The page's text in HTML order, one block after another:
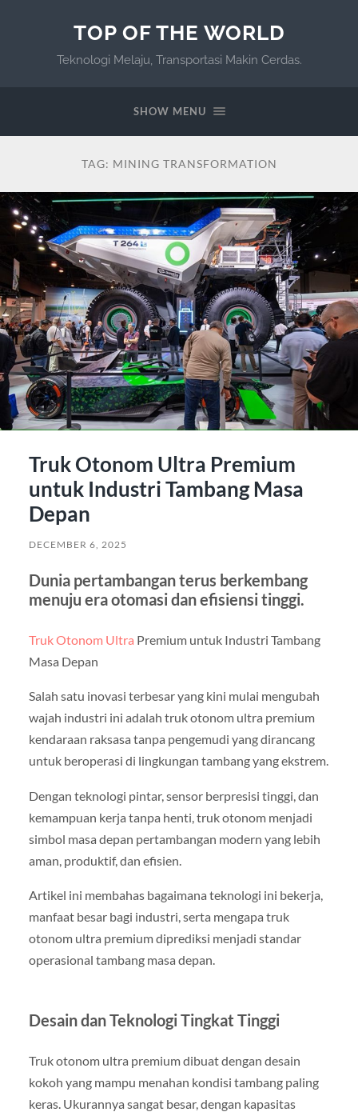
TOP OF THE WORLD
Teknologi Melaju, Transportasi Makin Cerdas.
SHOW MENU
TAG: MINING TRANSFORMATION
Truk Otonom Ultra Premium
untuk Industri Tambang Masa
Depan
DECEMBER 6, 2025
Dunia pertambangan terus berkembang
menuju era otomasi dan efisiensi tinggi.
Truk Otonom Ultra Premium untuk Industri Tambang
Masa Depan
Salah satu inovasi terbesar yang kini mulai mengubah
wajah industri ini adalah truk otonom ultra premium
kendaraan raksasa tanpa pengemudi yang dirancang
untuk beroperasi di lingkungan tambang yang ekstrem.
Dengan teknologi pintar, sensor berpresisi tinggi, dan
kemampuan kerja tanpa henti, truk otonom menjadi
simbol masa depan pertambangan modern yang lebih
aman, produktif, dan efisien.
Artikel ini membahas bagaimana teknologi ini bekerja,
manfaat besar bagi industri, serta mengapa truk
otonom ultra premium diprediksi menjadi standar
operasional tambang masa depan.
Desain dan Teknologi Tingkat Tinggi
Truk otonom ultra premium dibuat dengan desain
kokoh yang mampu menahan kondisi tambang paling
keras. Ukurannya sangat besar, dengan kapasitas